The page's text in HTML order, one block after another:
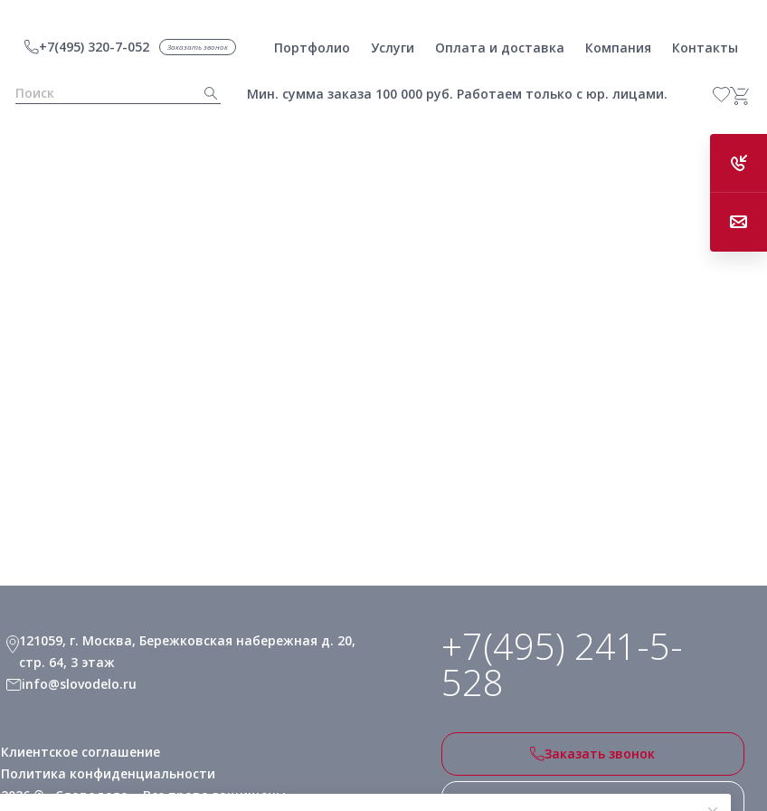
+7(495) 320-7-052 Заказать звонок Портфолио Услуги Оплата и доставка Компания Контакты
Мин. сумма заказа 100 000 руб. Работаем только с юр. лицами.
121059, г. Москва, Бережковская набережная д. 20,
стр. 64, 3 этаж
info@slovodelo.ru
+7(495) 241-5-
528
Заказать звонок
Клиентское соглашение
Политика конфиденциальности
2026 © «Словодело». Все права защищены